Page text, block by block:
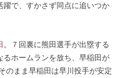
で、すかさず同点に追いつか
。７回裏に熊田選手が出塁する
るホームランを放ち、早稲田が
のまま早稲田は早川投手が安定